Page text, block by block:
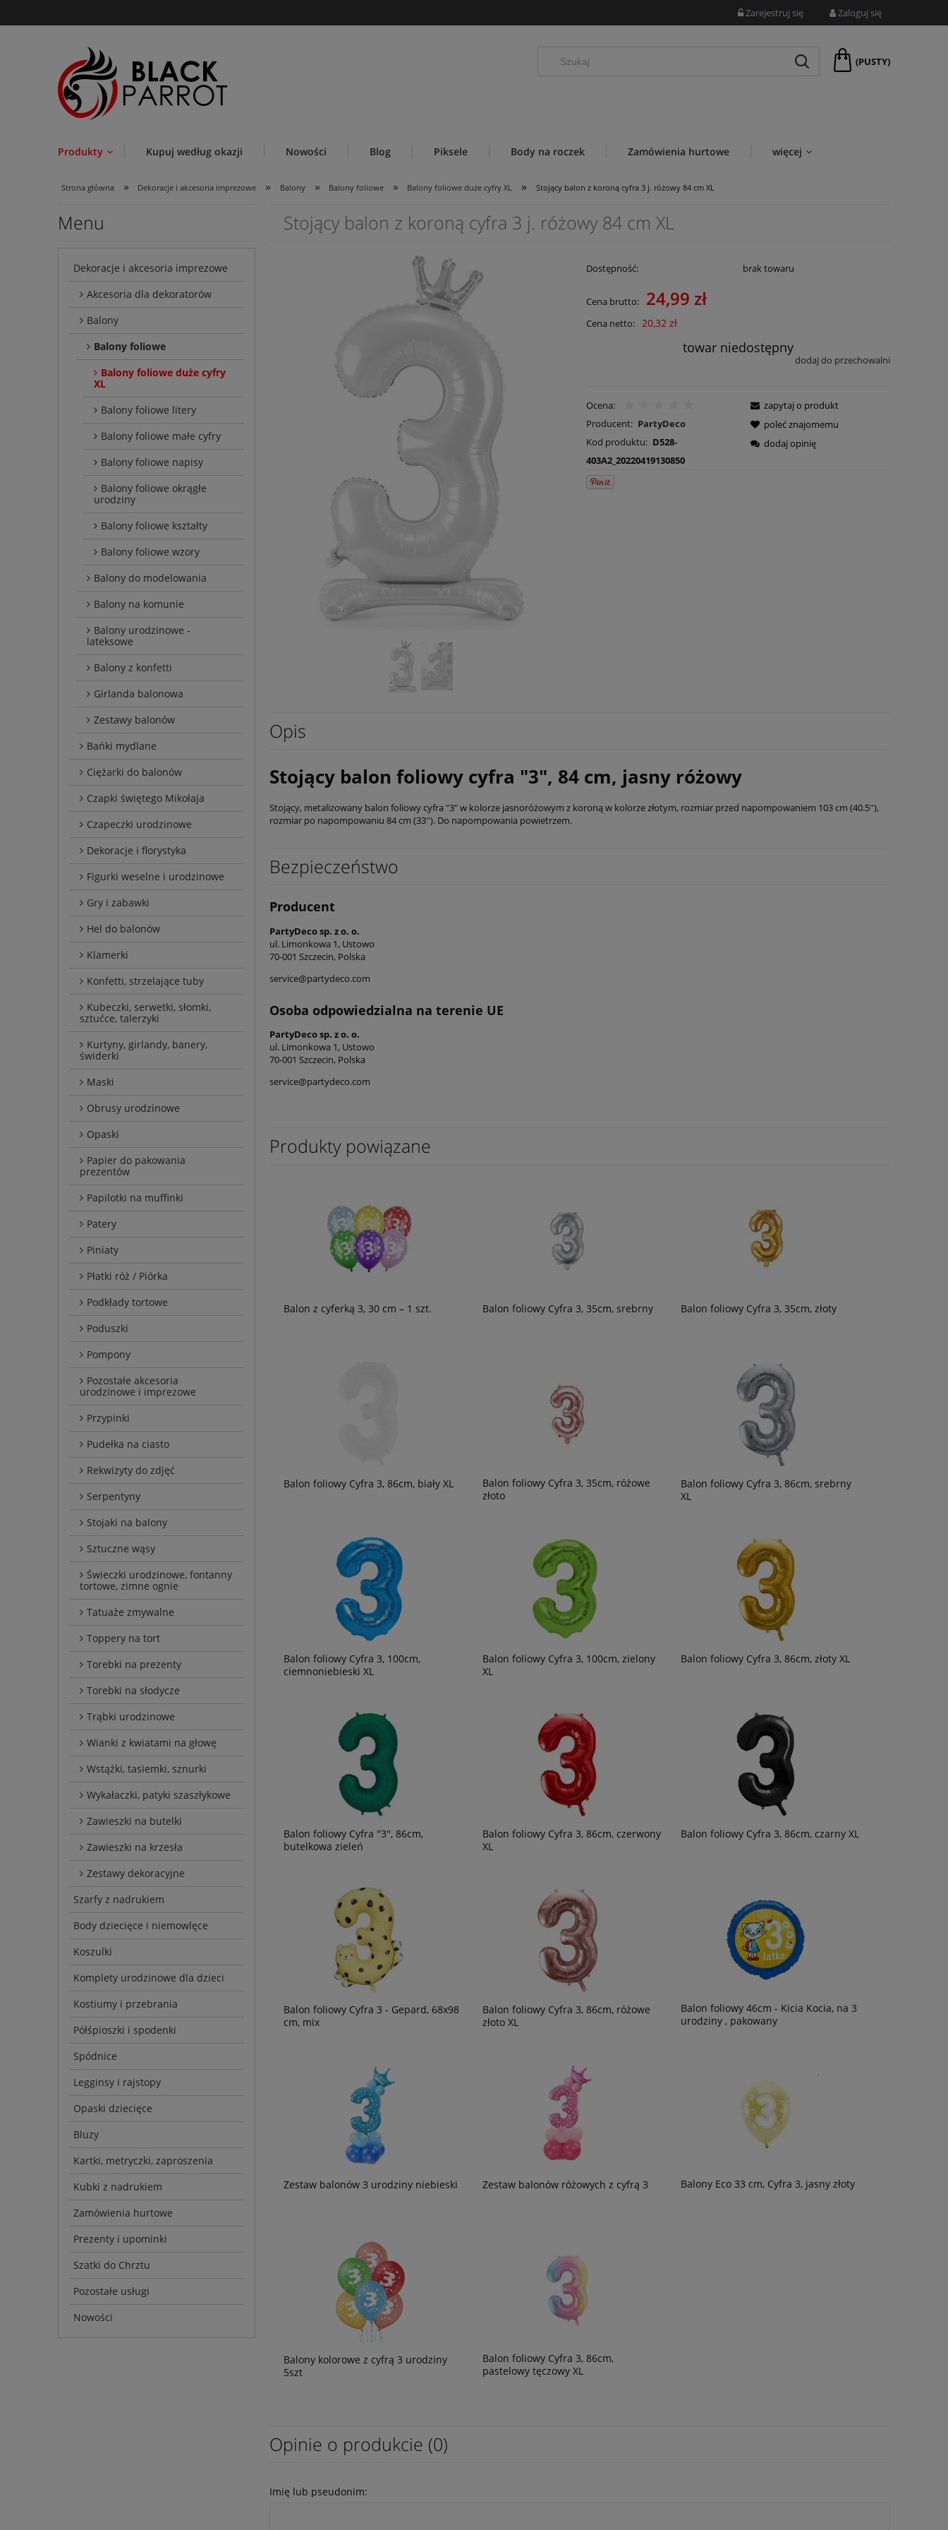
Zarejestruj się Zaloguj się
(PUSTY)
Produkty Kupuj według okazji Nowości Blog Piksele Body na roczek Zamówienia hurtowe więcej
Strona główna » Dekoracje i akcesoria imprezowe » Balony » Balony foliowe » Balony foliowe duże cyfry XL » Stojący balon z koroną cyfra 3 j. różowy 84 cm XL
Menu
Dekoracje i akcesoria imprezowe
Akcesoria dla dekoratorów
Balony
Balony foliowe
Balony foliowe duże cyfry
XL
Balony foliowe litery
Balony foliowe małe cyfry
Balony foliowe napisy
Balony foliowe okrągłe
urodziny
Balony foliowe kształty
Balony foliowe wzory
Balony do modelowania
Balony na komunie
Balony urodzinowe -
lateksowe
Balony z konfetti
Girlanda balonowa
Zestawy balonów
Bańki mydlane
Ciężarki do balonów
Czapki świętego Mikołaja
Czapeczki urodzinowe
Dekoracje i florystyka
Figurki weselne i urodzinowe
Gry i zabawki
Hel do balonów
Klamerki
Konfetti, strzelające tuby
Kubeczki, serwetki, słomki,
sztućce, talerzyki
Kurtyny, girlandy, banery,
świderki
Maski
Obrusy urodzinowe
Opaski
Papier do pakowania
prezentów
Papilotki na muffinki
Patery
Piniaty
Płatki róż / Piórka
Podkłady tortowe
Poduszki
Pompony
Pozostałe akcesoria
urodzinowe i imprezowe
Przypinki
Pudełka na ciasto
Rekwizyty do zdjęć
Serpentyny
Stojaki na balony
Sztuczne wąsy
Świeczki urodzinowe, fontanny
tortowe, zimne ognie
Tatuaże zmywalne
Toppery na tort
Torebki na prezenty
Torebki na słodycze
Trąbki urodzinowe
Wianki z kwiatami na głowę
Wstążki, tasiemki, sznurki
Wykałaczki, patyki szaszłykowe
Zawieszki na butelki
Zawieszki na krzesła
Zestawy dekoracyjne
Szarfy z nadrukiem
Body dziecięce i niemowlęce
Koszulki
Komplety urodzinowe dla dzieci
Kostiumy i przebrania
Półśpioszki i spodenki
Spódnice
Legginsy i rajstopy
Opaski dziecięce
Bluzy
Kartki, metryczki, zaproszenia
Kubki z nadrukiem
Zamówienia hurtowe
Prezenty i upominki
Szatki do Chrztu
Pozostałe usługi
Nowości
Stojący balon z koroną cyfra 3 j. różowy 84 cm XL
Dostępność: brak towaru
Cena brutto: 24,99 zł
Cena netto: 20,32 zł
towar niedostępny
dodaj do przechowalni
Ocena:
Producent: PartyDeco
Kod produktu: D528-
403A2_20220419130850
zapytaj o produkt
poleć znajomemu
dodaj opinię
Opis
Stojący balon foliowy cyfra "3", 84 cm, jasny różowy
Stojący, metalizowany balon foliowy cyfra "3" w kolorze jasnoróżowym z koroną w kolorze złotym, rozmiar przed napompowaniem 103 cm (40.5''),
rozmiar po napompowaniu 84 cm (33''). Do napompowania powietrzem.
Bezpieczeństwo
Producent
PartyDeco sp. z o. o.
ul. Limonkowa 1, Ustowo
70-001 Szczecin, Polska
service@partydeco.com
Osoba odpowiedzialna na terenie UE
PartyDeco sp. z o. o.
ul. Limonkowa 1, Ustowo
70-001 Szczecin, Polska
service@partydeco.com
Produkty powiązane
Balon z cyferką 3, 30 cm – 1 szt. Balon foliowy Cyfra 3, 35cm, srebrny Balon foliowy Cyfra 3, 35cm, złoty
Balon foliowy Cyfra 3, 86cm, biały XL
Balon foliowy Cyfra 3, 35cm, różowe
złoto
Balon foliowy Cyfra 3, 86cm, srebrny
XL
Balon foliowy Cyfra 3, 100cm,
ciemnoniebieski XL
Balon foliowy Cyfra 3, 100cm, zielony
XL
Balon foliowy Cyfra 3, 86cm, złoty XL
Balon foliowy Cyfra ''3'', 86cm,
butelkowa zieleń
Balon foliowy Cyfra 3, 86cm, czerwony
XL
Balon foliowy Cyfra 3, 86cm, czarny XL
Balon foliowy Cyfra 3 - Gepard, 68x98
cm, mix
Balon foliowy Cyfra 3, 86cm, różowe
złoto XL
Balon foliowy 46cm - Kicia Kocia, na 3
urodziny , pakowany
Zestaw balonów 3 urodziny niebieski Zestaw balonów różowych z cyfrą 3 Balony Eco 33 cm, Cyfra 3, jasny złoty
Balony kolorowe z cyfrą 3 urodziny
5szt
Balon foliowy Cyfra 3, 86cm,
pastelowy tęczowy XL
Opinie o produkcie (0)
Imię lub pseudonim: